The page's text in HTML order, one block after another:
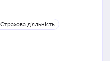
Страхова діяльність